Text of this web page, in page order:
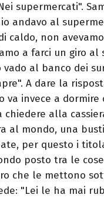
supermercati".
andavo al
caldo, non
a farci un giro al
al banco dei
A dare la
invece a dormire
alla
al mondo, una
per questo i
posto tra le
che le mettono
"Lei le ha mai